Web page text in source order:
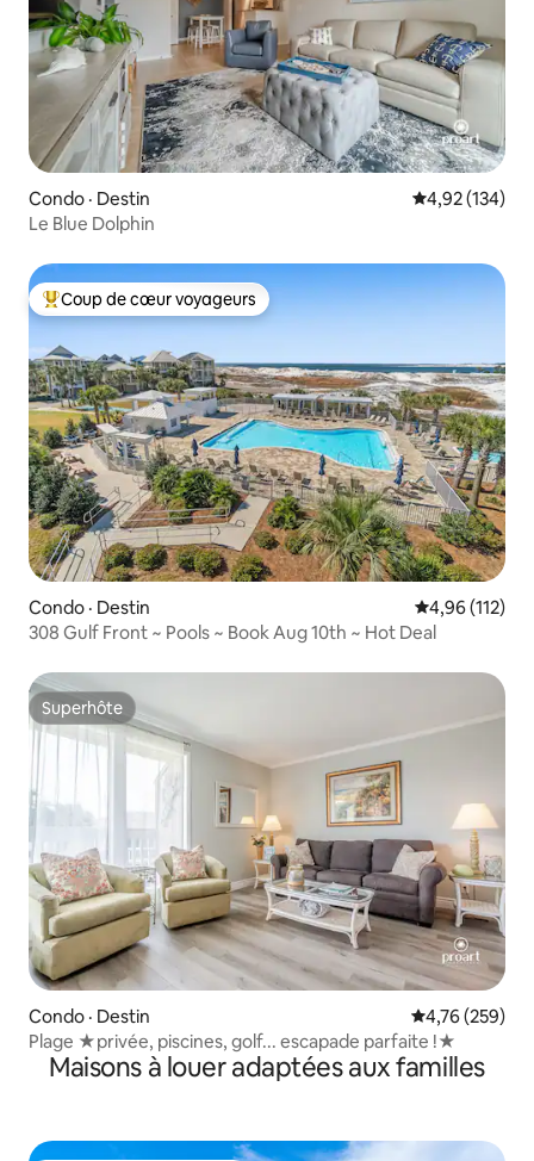
Condo · Destin Note
4,92 (134)
Le Blue Dolphin
Coup de cœur voyageurs parmi les plus aimés
Coup de cœur voyageurs
Condo · Destin Note
4,96 (112)
308 Gulf Front ~ Pools ~ Book Aug 10th ~ Hot Deal
Superhôte
Superhôte
Condo · Destin Note
4,76 (259)
Plage ★privée, piscines, golf... escapade parfaite !★
Maisons à louer adaptées aux familles